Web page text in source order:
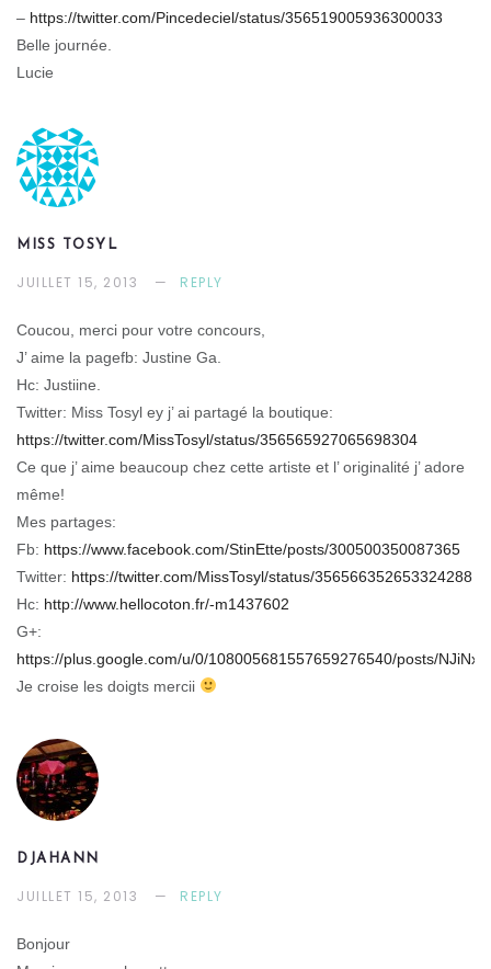
– https://twitter.com/Pincedeciel/status/356519005936300033
Belle journée.
Lucie
MISS TOSYL
JUILLET 15, 2013 REPLY
Coucou, merci pour votre concours,
J’ aime la pagefb: Justine Ga.
Hc: Justiine.
Twitter: Miss Tosyl ey j’ ai partagé la boutique:
https://twitter.com/MissTosyl/status/356565927065698304
Ce que j’ aime beaucoup chez cette artiste et l’ originalité j’ adore
même!
Mes partages:
Fb: https://www.facebook.com/StinEtte/posts/300500350087365
Twitter: https://twitter.com/MissTosyl/status/356566352653324288
Hc: http://www.hellocoton.fr/-m1437602
G+:
https://plus.google.com/u/0/108005681557659276540/posts/
Je croise les doigts mercii
DJAHANN
JUILLET 15, 2013 REPLY
Bonjour